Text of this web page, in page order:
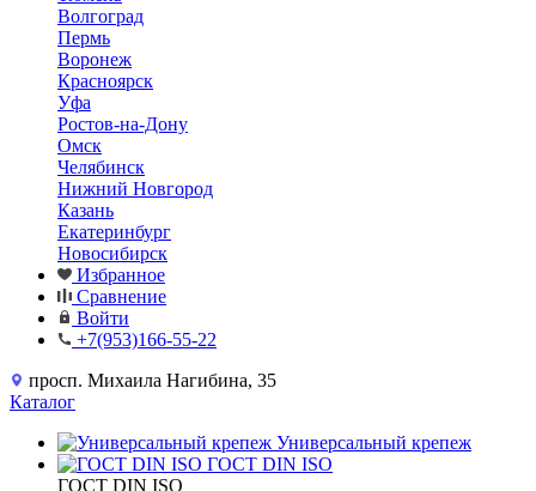
Волгоград
Пермь
Воронеж
Красноярск
Уфа
Ростов-на-Дону
Омск
Челябинск
Нижний Новгород
Казань
Екатеринбург
Новосибирск
Избранное
Сравнение
Войти
+7(953)166-55-22
просп. Михаила Нагибина, 35
Каталог
Универсальный крепеж
ГОСТ DIN ISO
ГОСТ DIN ISO